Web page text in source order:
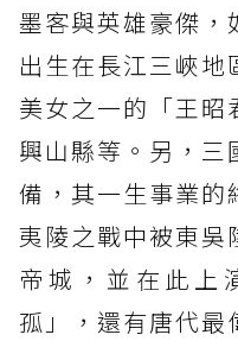
墨客與英雄豪傑，
出生在長江三峽地
美女之一的「王昭
興山縣等。另，三
備，其一生事業的
夷陵之戰中被東吳
帝城，並在此上
孤」，還有唐代